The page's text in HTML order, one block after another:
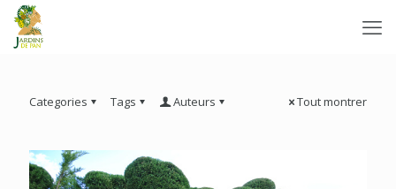
Categories Tags Auteurs Tout montrer